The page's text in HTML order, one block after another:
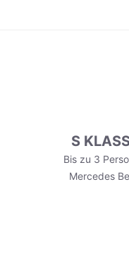
S
Bis zu 3
Mercedes